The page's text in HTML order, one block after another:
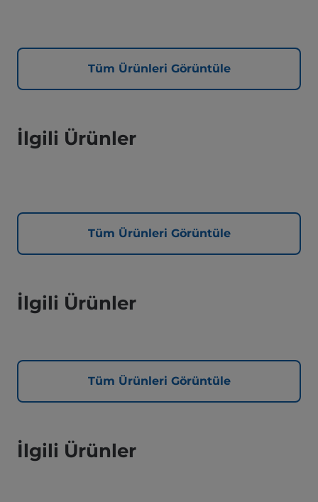
Tüm Ürünleri Görüntüle
İlgili Ürünler
Tüm Ürünleri Görüntüle
İlgili Ürünler
Tüm Ürünleri Görüntüle
İlgili Ürünler